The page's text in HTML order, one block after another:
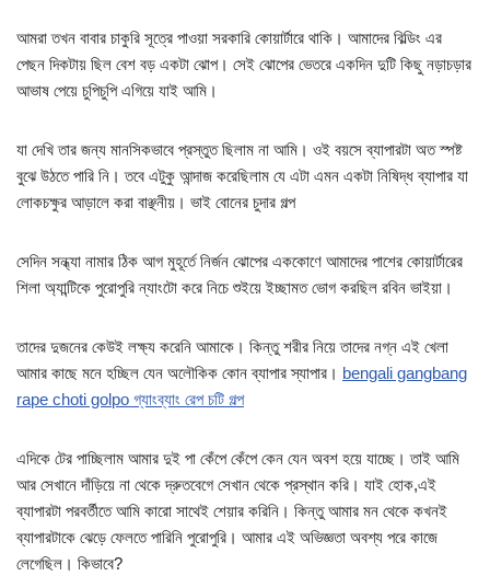
আমরা তখন বাবার চাকুরি সূত্রে পাওয়া সরকারি কোয়ার্টারে থাকি। আমাদের বিল্ডিং এর
পেছন দিকটায় ছিল বেশ বড় একটা ঝোপ। সেই ঝোপের ভেতরে একদিন দুটি কিছু নড়াচড়ার
আভাষ পেয়ে চুপিচুপি এগিয়ে যাই আমি।
যা দেখি তার জন্য মানসিকভাবে প্রস্তুত ছিলাম না আমি। ওই বয়সে ব্যাপারটা অত স্পষ্ট
বুঝে উঠতে পারি নি। তবে এটুকু আন্দাজ করেছিলাম যে এটা এমন একটা নিষিদ্ধ ব্যাপার যা
লোকচক্ষুর আড়ালে করা বাঞ্ছনীয়। ভাই বোনের চুদার গল্প
সেদিন সন্ধ্যা নামার ঠিক আগ মুহূর্তে নির্জন ঝোপের এককোণে আমাদের পাশের কোয়ার্টারের
শিলা অ্যান্টিকে পুরোপুরি ন্যাংটো করে নিচে শুইয়ে ইচ্ছামত ভোগ করছিল রবিন ভাইয়া।
তাদের দুজনের কেউই লক্ষ্য করেনি আমাকে। কিন্তু শরীর নিয়ে তাদের নগ্ন এই খেলা
আমার কাছে মনে হচ্ছিল যেন অলৌকিক কোন ব্যাপার স্যাপার। bengali gangbang
rape choti golpo গ্যাংব্যাং রেপ চটি গল্প
এদিকে টের পাচ্ছিলাম আমার দুই পা কেঁপে কেঁপে কেন যেন অবশ হয়ে যাচ্ছে। তাই আমি
আর সেখানে দাঁড়িয়ে না থেকে দ্রুতবেগে সেখান থেকে প্রস্থান করি। যাই হোক,এই
ব্যাপারটা পরবর্তীতে আমি কারো সাথেই শেয়ার করিনি। কিন্তু আমার মন থেকে কখনই
ব্যাপারটাকে ঝেড়ে ফেলতে পারিনি পুরোপুরি। আমার এই অভিজ্ঞতা অবশ্য পরে কাজে
লেগেছিল। কিভাবে?